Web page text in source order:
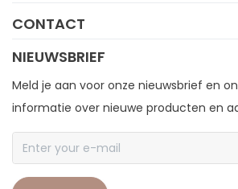
CONTACT
NIEUWSBRIEF
Meld je aan voor onze nieuwsbrief en
informatie over nieuwe producten en